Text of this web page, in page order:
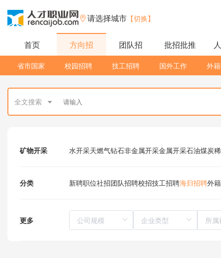
请选择城市 【切换】
首页 方向招 团队招 批招批推
省市国家 校园招聘 技工招聘 国外工作 外
全文搜索
矿物开采 水开采天燃气钻石非金属开采金属开采石油煤炭
分类 新聘职位社招团队招聘校招技工招聘海归招聘外
更多 所